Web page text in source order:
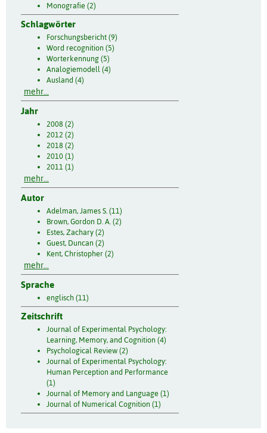
Monografie (2)
Schlagwörter
Forschungsbericht (9)
Word recognition (5)
Worterkennung (5)
Analogiemodell (4)
Ausland (4)
mehr...
Jahr
2008 (2)
2012 (2)
2018 (2)
2010 (1)
2011 (1)
mehr...
Autor
Adelman, James S. (11)
Brown, Gordon D. A. (2)
Estes, Zachary (2)
Guest, Duncan (2)
Kent, Christopher (2)
mehr...
Sprache
englisch (11)
Zeitschrift
Journal of Experimental Psychology:
Learning, Memory, and Cognition (4)
Psychological Review (2)
Journal of Experimental Psychology:
Human Perception and Performance
(1)
Journal of Memory and Language (1)
Journal of Numerical Cognition (1)